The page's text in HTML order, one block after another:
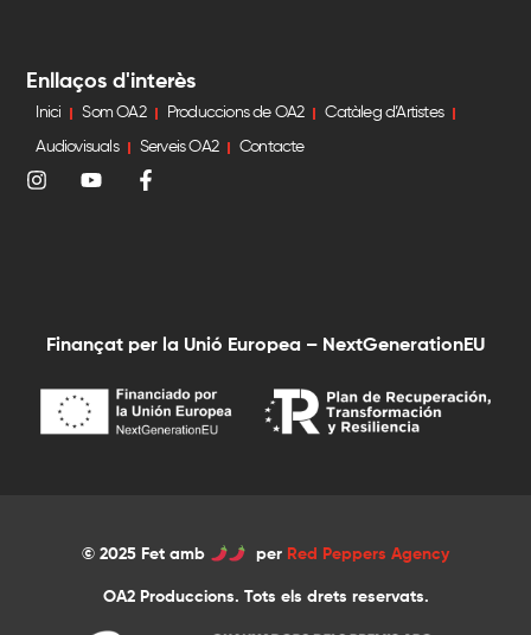
Enllaços d'interès
Inici Som OA2 Produccions de OA2 Catàleg d’Artistes
Audiovisuals Serveis OA2 Contacte
Finançat per la Unió Europea – NextGenerationEU
© 2025 Fet amb per Red Peppers Agency
OA2 Produccions. Tots els drets reservats.